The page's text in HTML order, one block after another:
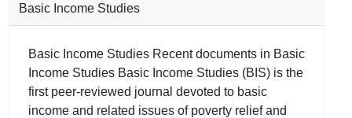
Basic Income Studies
Basic Income Studies Recent documents in Basic
Income Studies Basic Income Studies (BIS) is the
first peer-reviewed journal devoted to basic
income and related issues of poverty relief and